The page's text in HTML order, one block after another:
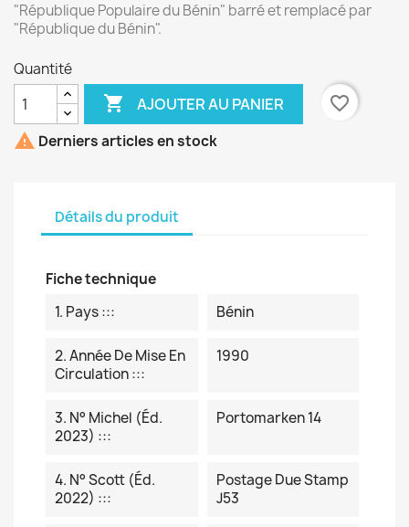
"République Populaire du Bénin" barré et remplacé par
"République du Bénin".
Quantité
 AJOUTER AU PANIER
favorite_border
 Derniers articles en stock
Détails du produit
Fiche technique
1. Pays :::
Bénin
2. Année De Mise En
Circulation :::
1990
3. N° Michel (éd.
2023) :::
Portomarken 14
4. N° Scott (éd.
2022) :::
Postage Due Stamp
J53